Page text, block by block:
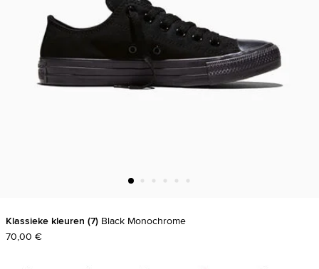
Klassieke kleuren 7 Black Monochrome
70,00 €